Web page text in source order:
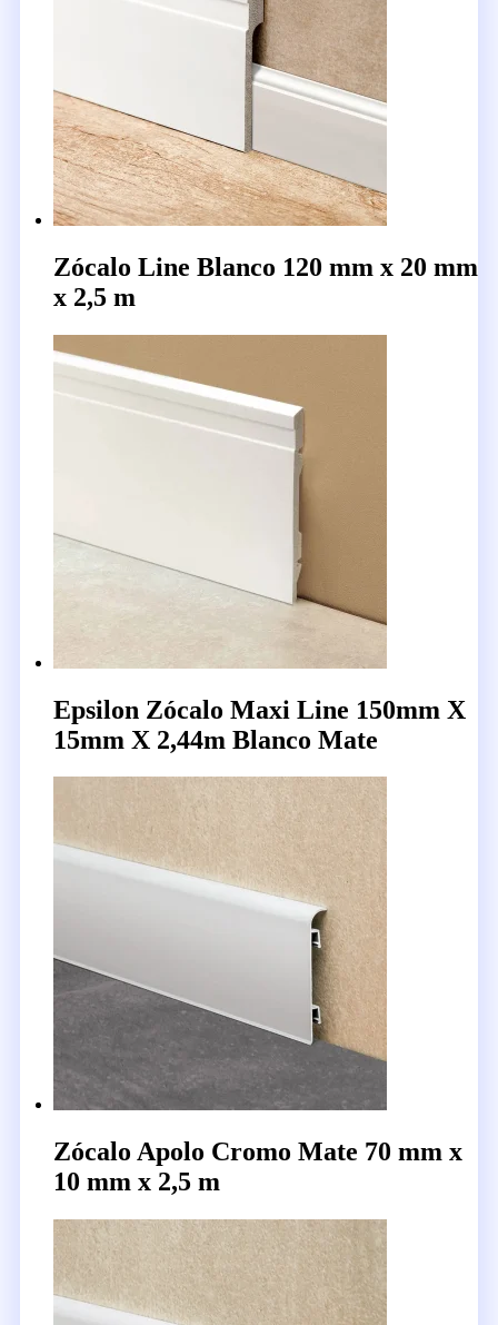
Zócalo Line Blanco 120 mm x 20 mm
x 2,5 m
Epsilon Zócalo Maxi Line 150mm X
15mm X 2,44m Blanco Mate
Zócalo Apolo Cromo Mate 70 mm x
10 mm x 2,5 m